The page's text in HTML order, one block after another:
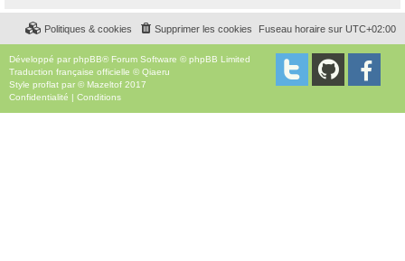
Fuseau horaire sur UTC+02:00
Supprimer les cookies
Politiques & cookies
Développé par phpBB® Forum Software © phpBB Limited
Traduction française officielle ©Qiaeru
Style proflat par © Mazeltof 2017
Confidentialité | Conditions